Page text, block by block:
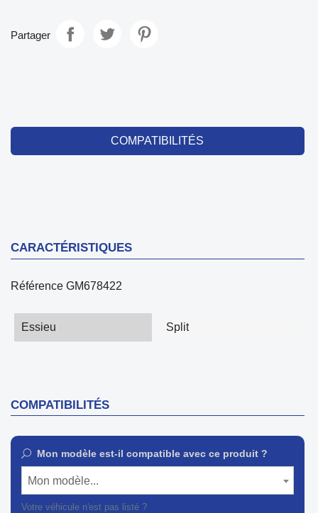
Partager
COMPATIBILITÉS
CARACTÉRISTIQUES
Référence GM678422
Essieu Split
COMPATIBILITÉS
Mon modèle est-il compatible avec ce produit ?
Mon modèle...
Votre véhicule n'est pas listé ?